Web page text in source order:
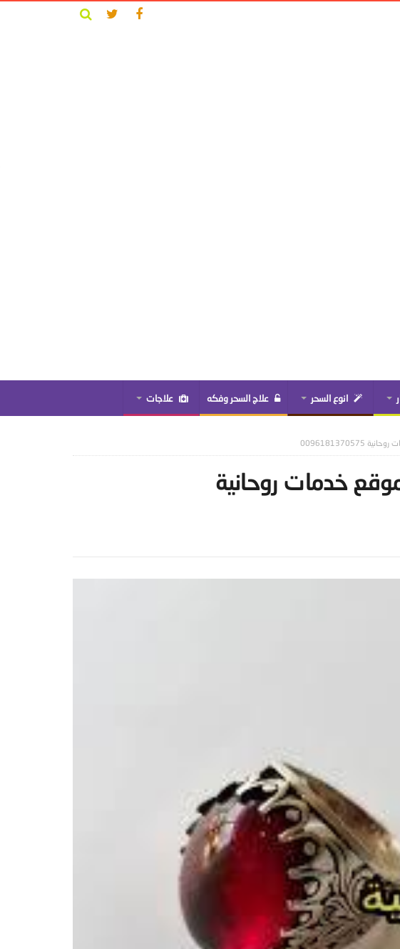
انوع السحر علاج السحر وفكه علاجات
خدمات روحانية